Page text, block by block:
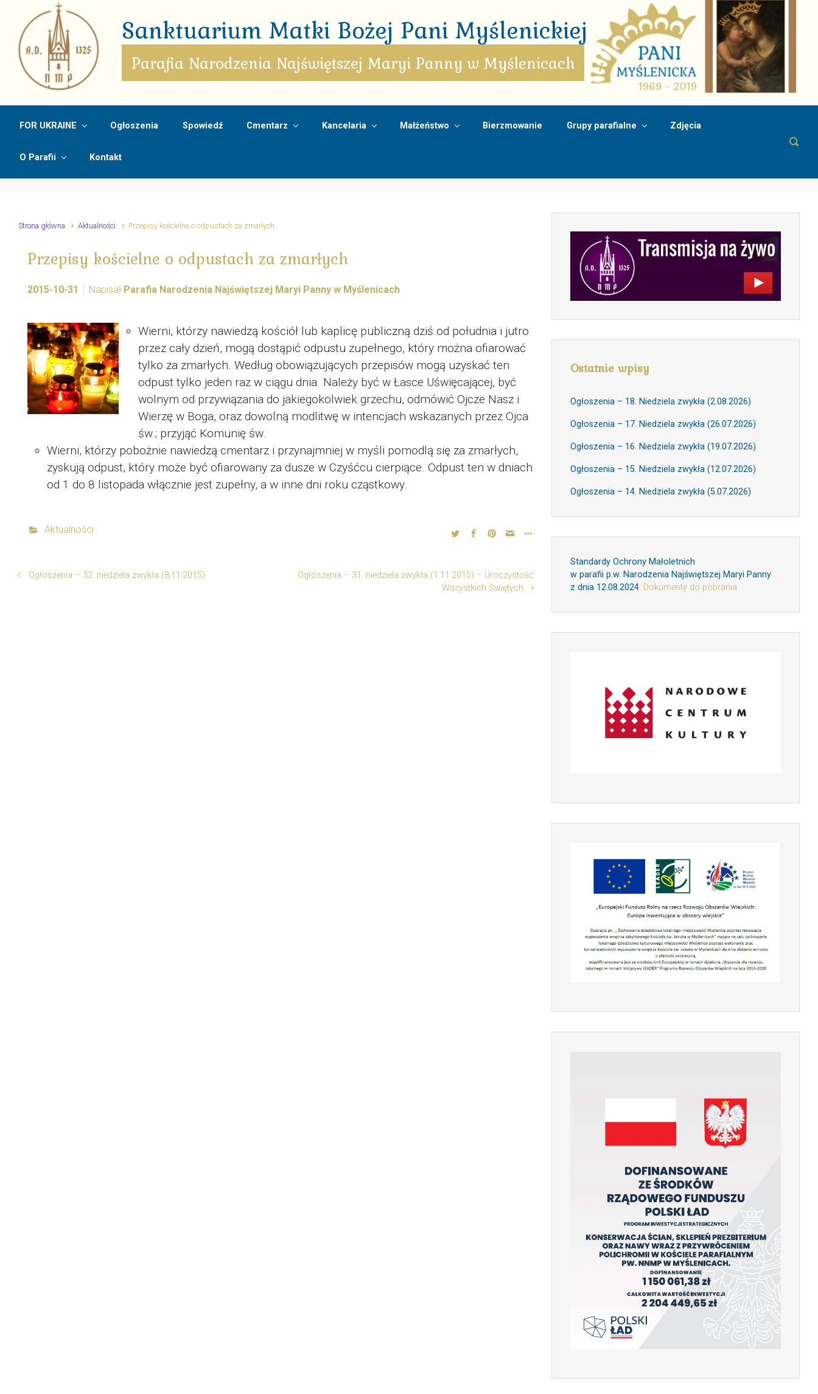
Skip to main content
Sanktuarium Matki Bożej Pani Myślenickiej
Parafia Narodzenia Najświętszej Maryi Panny w Myślenicach
FOR UKRAINE Ogłoszenia Spowiedź Cmentarz Kancelaria Małżeństwo Bierzmowanie Grupy parafialne Zdjęcia
O Parafii Kontakt
Strona główna Aktualności Przepisy kościelne o odpustach za zmarłych
Przepisy kościelne o odpustach za zmarłych
2015-10-31 Napisał Parafia Narodzenia Najświętszej Maryi Panny w Myślenicach
Wierni, którzy nawiedzą kościół lub kaplicę publiczną dziś od południa i jutro
przez cały dzień, mogą dostąpić odpustu zupełnego, który można ofiarować
tylko za zmarłych. Według obowiązujących przepisów mogą uzyskać ten
odpust tylko jeden raz w ciągu dnia. Należy być w Łasce Uświęcającej, być
wolnym od przywiązania do jakiegokolwiek grzechu, odmówić Ojcze Nasz i
Wierzę w Boga, oraz dowolną modlitwę w intencjach wskazanych przez Ojca
św.; przyjąć Komunię św.
Wierni, którzy pobożnie nawiedzą cmentarz i przynajmniej w myśli pomodlą się za zmarłych,
zyskują odpust, który może być ofiarowany za dusze w Czyśćcu cierpiące. Odpust ten w dniach
od 1 do 8 listopada włącznie jest zupełny, a w inne dni roku cząstkowy.
Aktualności
Ogłoszenia – 32. niedziela zwykła (8.11.2015)
Ogłoszenia – 31. niedziela zwykła (1.11.2015) – Uroczystość
Wszystkich Świętych
Ostatnie wpisy
Ogłoszenia – 18. Niedziela zwykła (2.08.2026)
Ogłoszenia – 17. Niedziela zwykła (26.07.2026)
Ogłoszenia – 16. Niedziela zwykła (19.07.2026)
Ogłoszenia – 15. Niedziela zwykła (12.07.2026)
Ogłoszenia – 14. Niedziela zwykła (5.07.2026)
Standardy Ochrony Małoletnich
w parafii p.w. Narodzenia Najświętszej Maryi Panny
z dnia 12.08.2024: Dokumenty do pobrania